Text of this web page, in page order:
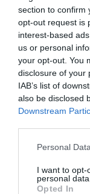
section to confirm
opt-out request is
interest-based
us or personal
your opt-out. You
disclosure of your
IAB’s list of
also be disclosed
Downstream
Personal
I want to opt-
personal data.
Opted In
vuole sapere di
accettare regole
immutabile,
apparizione in
Quest’amore per la
sociale dove si
decorazione sul
che ancora non si